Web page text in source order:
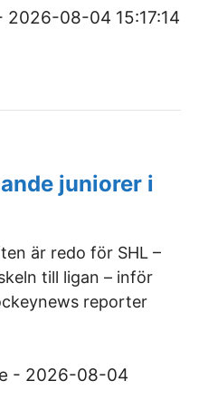
2026-08-04 15:17:14
juniorer i
är redo för SHL –
till ligan – inför
reporter
- 2026-08-04